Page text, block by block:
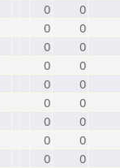
0
0
0
0
0
0
0
0
0
0
0
0
0
0
0
0
0
0